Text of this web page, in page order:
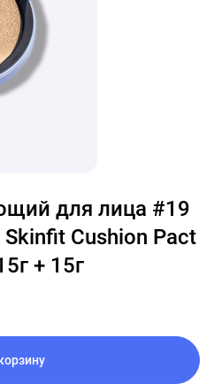
Skinfit Cushion Pact
+ 15г
корзину